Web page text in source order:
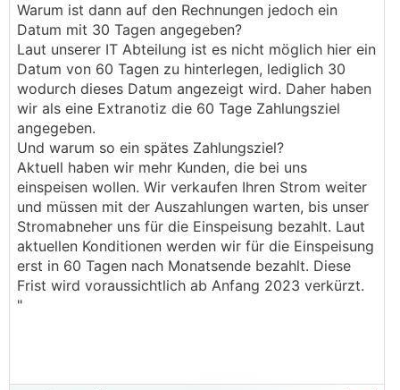
Warum ist dann auf den Rechnungen jedoch ein
Datum mit 30 Tagen angegeben?
Laut unserer IT Abteilung ist es nicht möglich hier ein
Datum von 60 Tagen zu hinterlegen, lediglich 30
wodurch dieses Datum angezeigt wird. Daher haben
wir als eine Extranotiz die 60 Tage Zahlungsziel
angegeben.
Und warum so ein spätes Zahlungsziel?
Aktuell haben wir mehr Kunden, die bei uns
einspeisen wollen. Wir verkaufen Ihren Strom weiter
und müssen mit der Auszahlungen warten, bis unser
Stromabneher uns für die Einspeisung bezahlt. Laut
aktuellen Konditionen werden wir für die Einspeisung
erst in 60 Tagen nach Monatsende bezahlt. Diese
Frist wird voraussichtlich ab Anfang 2023 verkürzt.
"